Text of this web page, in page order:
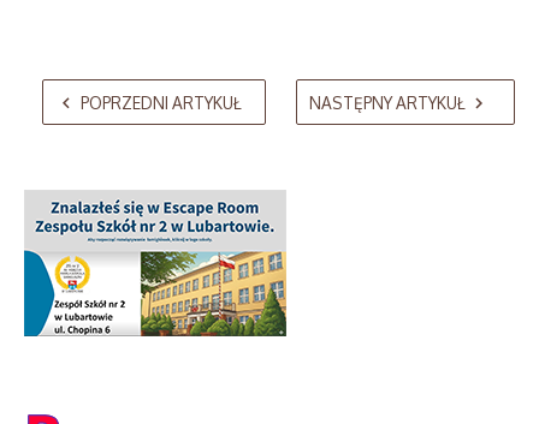
AdmirorGallery 5.2.0, author/sVasiljevski Kekeljevic.
POPRZEDNI ARTYKUŁ NASTĘPNY ARTYKUŁ